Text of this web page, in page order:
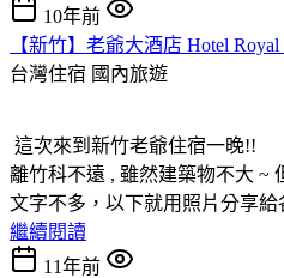
10年前
【新竹】老爺大酒店 Hotel Royal
台灣住宿 國內旅遊
這次來到新竹老爺住宿一晚!!
離竹科不遠 , 雖然建築物不大 ~
文字不多，以下就用照片分享給
繼續閱讀
11年前